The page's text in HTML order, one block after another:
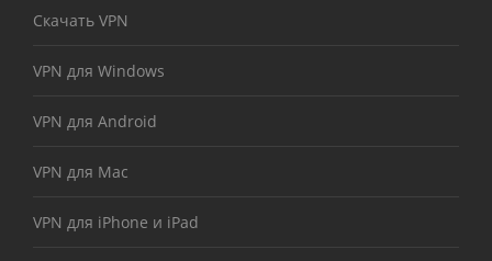
Скачать VPN
VPN для Windows
VPN для Android
VPN для Mac
VPN для iPhone и iPad